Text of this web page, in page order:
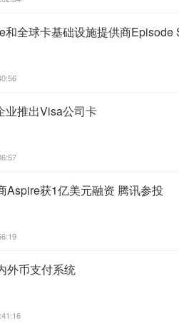
和全球卡基础设施提供商
业推出Visa公司卡
Aspire获1亿美元融资 腾讯参投
外币支付系统